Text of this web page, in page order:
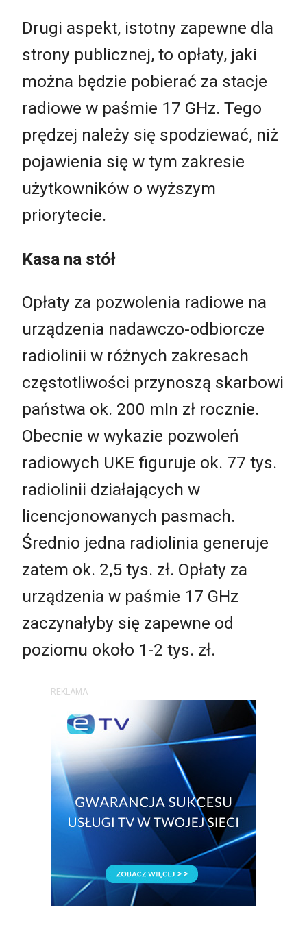
Drugi aspekt, istotny zapewne dla
strony publicznej, to opłaty, jaki
można będzie pobierać za stacje
radiowe w paśmie 17 GHz. Tego
prędzej należy się spodziewać, niż
pojawienia się w tym zakresie
użytkowników o wyższym
priorytecie.
Kasa na stół
Opłaty za pozwolenia radiowe na
urządzenia nadawczo-odbiorcze
radiolinii w różnych zakresach
częstotliwości przynoszą skarbowi
państwa ok. 200 mln zł rocznie.
Obecnie w wykazie pozwoleń
radiowych UKE figuruje ok. 77 tys.
radiolinii działających w
licencjonowanych pasmach.
Średnio jedna radiolinia generuje
zatem ok. 2,5 tys. zł. Opłaty za
urządzenia w paśmie 17 GHz
zaczynałyby się zapewne od
poziomu około 1-2 tys. zł.
REKLAMA